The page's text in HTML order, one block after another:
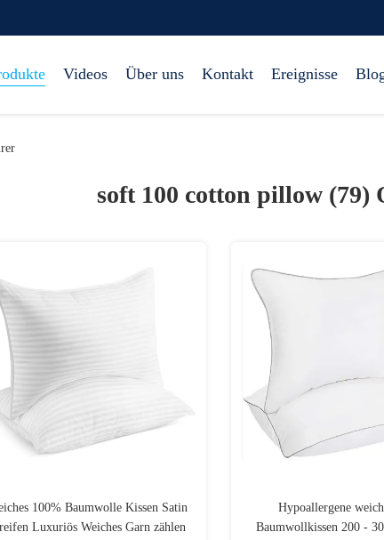
Videos Über uns Kontakt Ereignisse
soft 100 cotton pillow (79)
100% Baumwolle Kissen Satin
Luxuriös Weiches Garn zählen
Hypoallergene
Baumwollkissen 200 -